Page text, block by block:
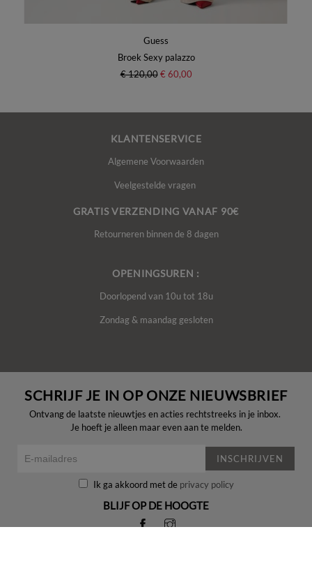
Guess
Broek Sexy palazzo
€ 120,00 € 60,00
KLANTENSERVICE
Algemene Voorwaarden
Veelgestelde vragen
GRATIS VERZENDING VANAF 90€
Retourneren binnen de 8 dagen
OPENINGSUREN :
Doorlopend van 10u tot 18u
Zondag & maandag gesloten
SCHRIJF JE IN OP ONZE NIEUWSBRIEF
Ontvang de laatste nieuwtjes en acties rechtstreeks in je inbox.
Je hoeft je alleen maar even aan te melden.
INSCHRIJVEN
Ik ga akkoord met de privacy policy
BLIJF OP DE HOOGTE